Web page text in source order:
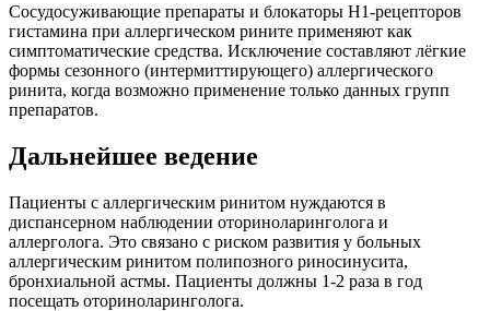
Сосудосуживающие препараты и блокаторы H1-рецепторов
гистамина при аллергическом рините применяют как
симптоматические средства. Исключение составляют лёгкие
формы сезонного (интермиттирующего) аллергического
ринита, когда возможно применение только данных групп
препаратов.
Дальнейшее ведение
Пациенты с аллергическим ринитом нуждаются в
диспансерном наблюдении оториноларинголога и
аллерголога. Это связано с риском развития у больных
аллергическим ринитом полипозного риносинусита,
бронхиальной астмы. Пациенты должны 1-2 раза в год
посещать оториноларинголога.